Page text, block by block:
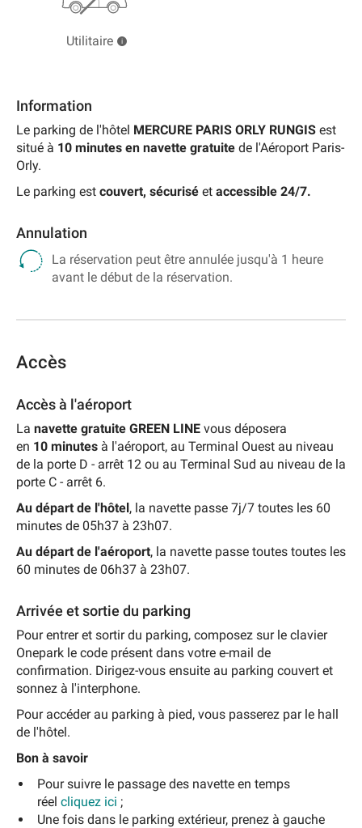
Utilitaire
Information
Le parking de l'hôtel MERCURE PARIS ORLY RUNGIS est
situé à 10 minutes en navette gratuite de l'Aéroport Paris-
Orly.
Le parking est couvert, sécurisé et accessible 24/7.
Annulation
La réservation peut être annulée jusqu'à 1 heure
avant le début de la réservation.
Accès
Accès à l'aéroport
La navette gratuite GREEN LINE vous déposera
en 10 minutes à l'aéroport, au Terminal Ouest au niveau
de la porte D - arrêt 12 ou au Terminal Sud au niveau de la
porte C - arrêt 6.
Au départ de l'hôtel, la navette passe 7j/7 toutes les 60
minutes de 05h37 à 23h07.
Au départ de l'aéroport, la navette passe toutes toutes les
60 minutes de 06h37 à 23h07.
Arrivée et sortie du parking
Pour entrer et sortir du parking, composez sur le clavier
Onepark le code présent dans votre e-mail de
confirmation. Dirigez-vous ensuite au parking couvert et
sonnez à l'interphone.
Pour accéder au parking à pied, vous passerez par le hall
de l'hôtel.
Bon à savoir
Pour suivre le passage des navette en temps
réel cliquez ici ;
Une fois dans le parking extérieur, prenez à gauche